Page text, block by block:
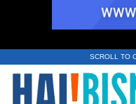
SCROLL TO